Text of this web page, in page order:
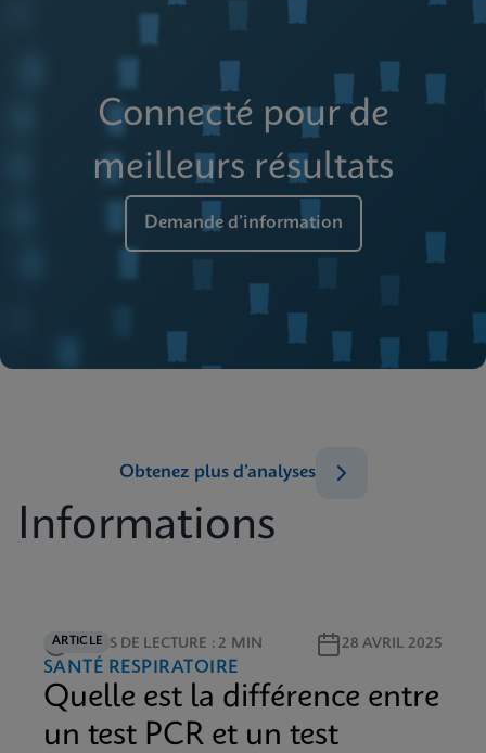
Connecté pour de
meilleurs résultats
Demande d’information
Informations
Obtenez plus d’analyses
ARTICLE
TEMPS DE LECTURE : 2 MIN 28 AVRIL 2025
SANTÉ RESPIRATOIRE
Quelle est la différence entre
un test PCR et un test